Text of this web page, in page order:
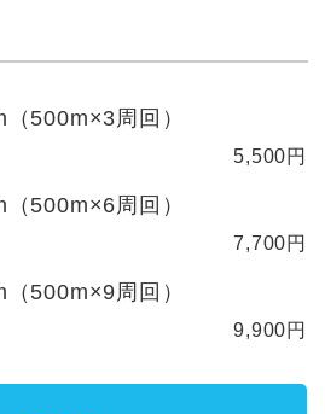
500m×3周回）
5,500円
500m×6周回）
7,700円
500m×9周回）
9,900円